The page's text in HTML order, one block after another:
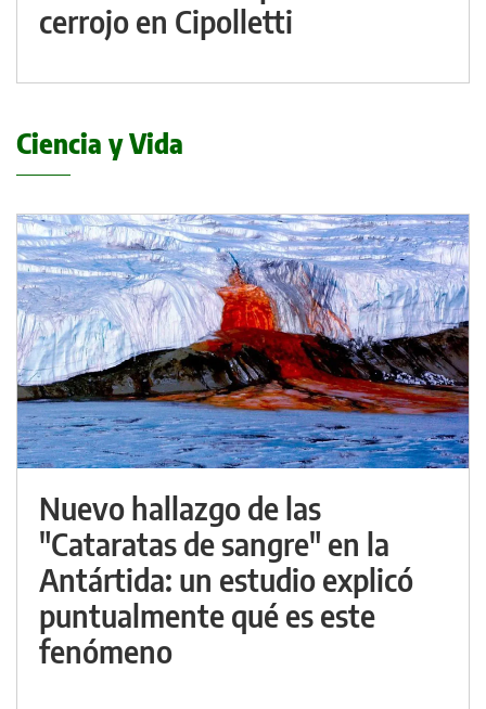
cerrojo en Cipolletti
Ciencia y Vida
Nuevo hallazgo de las
"Cataratas de sangre" en la
Antártida: un estudio explicó
puntualmente qué es este
fenómeno